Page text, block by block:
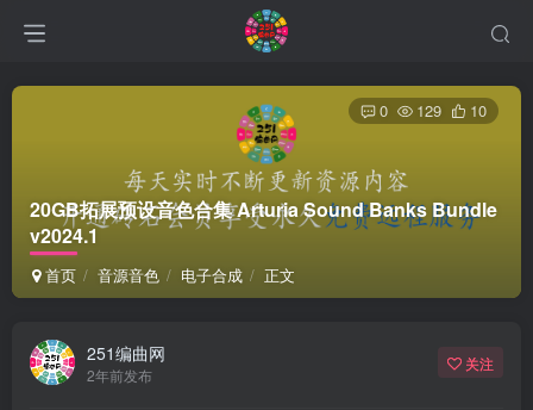
20GB拓展预设音色合集 Arturia Sound Banks Bundle
v2024.1
首页 音源音色 电子合成 正文
0 129 10
251编曲网
2年前发布
关注